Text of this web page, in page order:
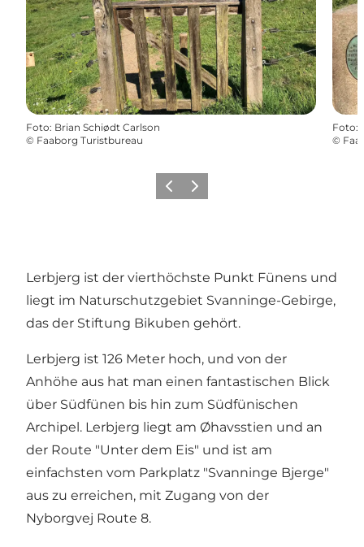
Foto: Brian Schiødt Carlson
© Faaborg Turistbureau
Foto:
©
ZurückWeiter
Lerbjerg ist der vierthöchste Punkt Fünens und
liegt im Naturschutzgebiet Svanninge-Gebirge,
das der Stiftung Bikuben gehört.
Lerbjerg ist 126 Meter hoch, und von der
Anhöhe aus hat man einen fantastischen Blick
über Südfünen bis hin zum Südfünischen
Archipel. Lerbjerg liegt am Øhavsstien und an
der Route "Unter dem Eis" und ist am
einfachsten vom Parkplatz "Svanninge Bjerge"
aus zu erreichen, mit Zugang von der
Nyborgvej Route 8.